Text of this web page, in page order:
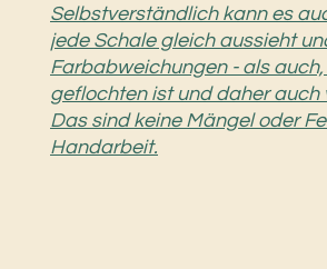
Selbstverständlich kann es
jede Schale gleich aussieht
Farbabweichungen - als
geflochten ist und daher
Das sind keine Mängel oder
Handarbeit.